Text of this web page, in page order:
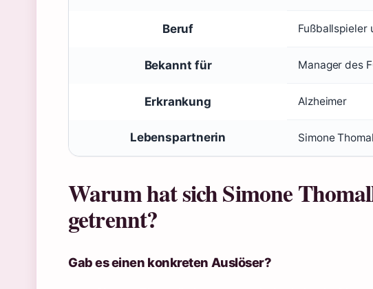
Beruf Fußballspieler
Bekannt für Manager des
Erkrankung Alzheimer
Lebenspartnerin Simone
Warum hat sich Simone
getrennt?
Gab es einen konkreten Auslöser?